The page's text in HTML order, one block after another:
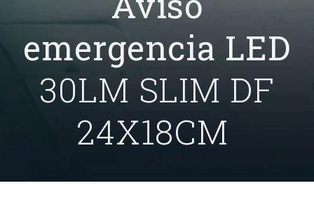
emergencia LED
30LM SLIM DF
24X18CM